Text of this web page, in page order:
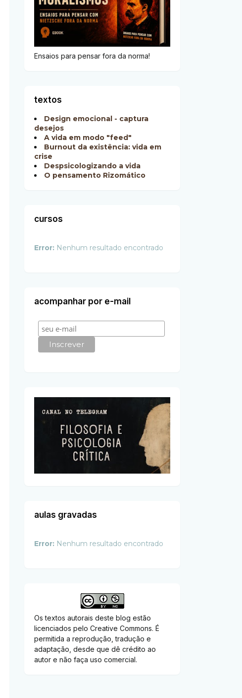
Ensaios para pensar fora da norma!
textos
Design emocional - captura
desejos
A vida em modo "feed"
Burnout da existência: vida em
crise
Despsicologizando a vida
O pensamento Rizomático
cursos
Error: Nenhum resultado encontrado
acompanhar por e-mail
aulas gravadas
Error: Nenhum resultado encontrado
Os textos autorais deste blog estão
licenciados pelo Creative Commons. É
permitida a reprodução, tradução e
adaptação, desde que dê crédito ao
autor e não faça uso comercial.